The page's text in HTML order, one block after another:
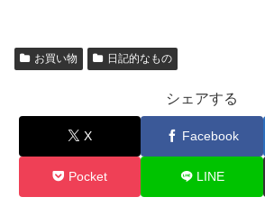
お買い物 日記的なもの
シェアする
X Facebook
Pocket LINE